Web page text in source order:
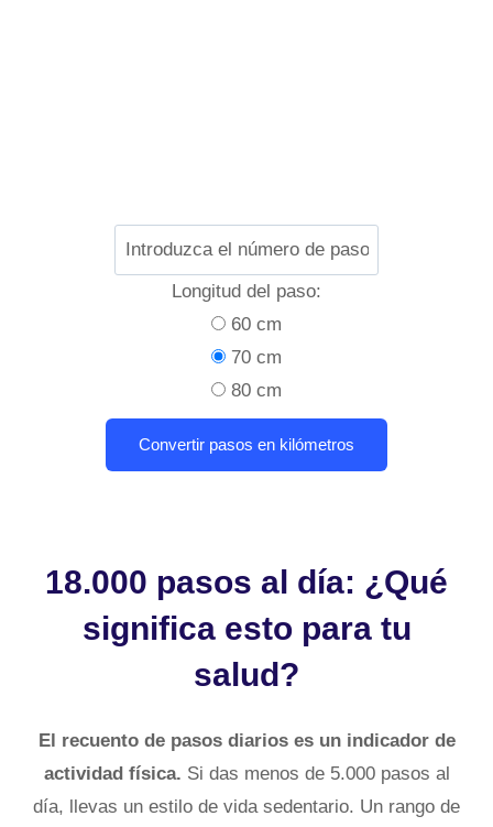
Longitud del paso:
60 cm
70 cm
80 cm
18.000 pasos al día: ¿Qué
significa esto para tu
salud?
El recuento de pasos diarios es un indicador de
actividad física. Si das menos de 5.000 pasos al
día, llevas un estilo de vida sedentario. Un rango de